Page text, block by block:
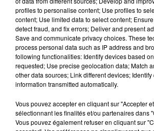
FIL D'ACTU
profiles to personalise content; Use profiles to
content; Use limited data to select content;
detect fraud, and fix errors; Deliver and present
Save and communicate privacy choices. These
process personal data such as IP address and
following functionalities: Identify devices based
requested; Use precise geolocation data; Match
other data sources; Link different devices;
information transmitted automatically.
Vous pouvez accepter en cliquant sur "Accepter
sélectionnant les finalités et/ou partenaires dans
Vous pouvez également refuser en cliquant sur